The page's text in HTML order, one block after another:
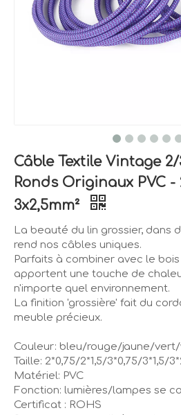
Câble Textile Vintage
Ronds Originaux PVC -
3x2,5mm²
La beauté du lin grossier, dans
rend nos câbles uniques.
Parfaits à combiner avec le
apportent une touche de
n'importe quel environnement.
La finition 'grossière' fait du
meuble précieux.
Couleur: bleu/rouge/jaune/
Taille: 2*0,75/2*1,5/3*0,75/3*1,5/
Matériel: PVC
Fonction: lumières/lampes se
Certificat : ROHS